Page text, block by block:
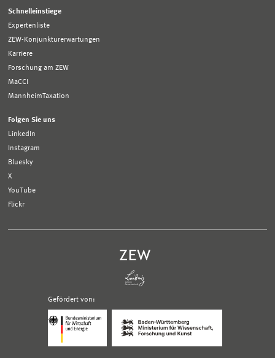
Schnelleinstiege
Expertenliste
ZEW-Konjunkturerwartungen
Karriere
Forschung am ZEW
MaCCI
MannheimTaxation
Folgen Sie uns
LinkedIn
Instagram
Bluesky
X
YouTube
Flickr
Gefördert von:
Bundesministerium
Wirtschaft
Ministerium